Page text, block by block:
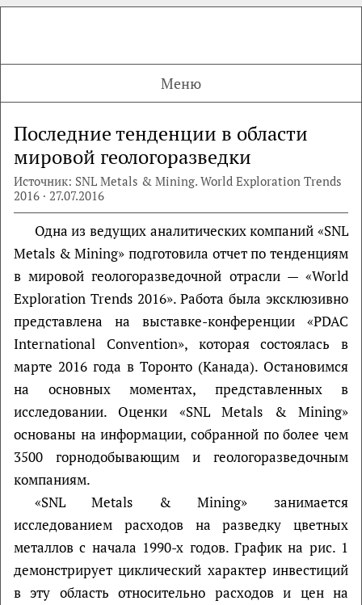
Меню
Последние тенденции в области
мировой геологоразведки
Источник: SNL Metals & Mining. World Exploration Trends
2016 · 27.07.2016
Одна из ведущих аналитических компаний «SNL
Metals & Mining» подготовила отчет по тенденциям
в мировой геологоразведочной отрасли — «World
Exploration Trends 2016». Работа была эксклюзивно
представлена на выставке-конференции «PDAC
International Convention», которая состоялась в
марте 2016 года в Торонто (Канада). Остановимся
на основных моментах, представленных в
исследовании. Оценки «SNL Metals & Mining»
основаны на информации, собранной по более чем
3500 горнодобывающим и геологоразведочным
компаниям.
«SNL Metals & Mining» занимается
исследованием расходов на разведку цветных
металлов с начала 1990-х годов. График на рис. 1
демонстрирует циклический характер инвестиций
в эту область относительно расходов и цен на